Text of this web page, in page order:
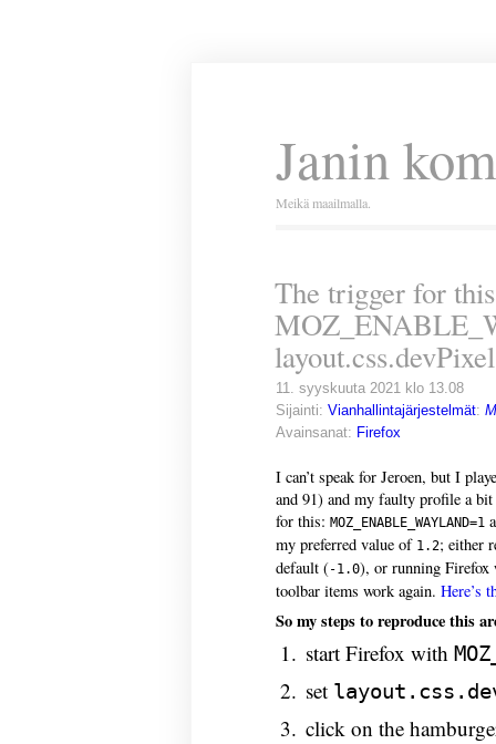
Janin
Meikä maailmalla.
The trigger for
11. syyskuuta 2021 klo 13.08
Sijainti: Vianhallintajärjestelmät:
Avainsanat: Firefox
I can’t speak for Jeroen, but I
and 91) and my faulty profile a
for this: MOZ_ENABLE_WAYLAND=1
my preferred value of 1.2; either
default (-1.0), or running
toolbar items work again. Here’s
So my steps to reproduce this
start Firefox with
set
click on the